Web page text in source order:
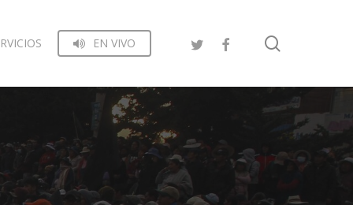
EN VIVO